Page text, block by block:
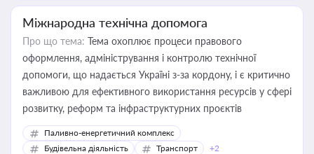
Міжнародна технічна допомога
Про що тема: Тема охоплює процеси правового
оформлення, адміністрування і контролю технічної
допомоги, що надається Україні з-за кордону, і є критично
важливою для ефективного використання ресурсів у сфері
розвитку, реформ та інфраструктурних проєктів
Паливно-енергетичний комплекс
Будівельна діяльність
Транспорт +2